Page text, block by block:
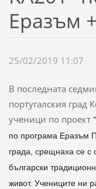
Еразъм +
25/02/2019 11:07
В последната
португалския град
ученици по проект
по програма Еразъм
града, срещнаха се с
български
живот. Учениците ни